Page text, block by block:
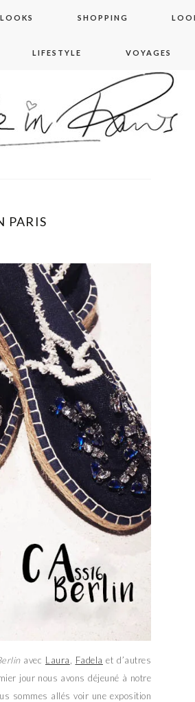
SHOPPING
LIFESTYLE VOYAGES
PARIS
avec Laura Fadela et d’autres
jour nous avons déjeuné à notre
sommes allés voir une exposition